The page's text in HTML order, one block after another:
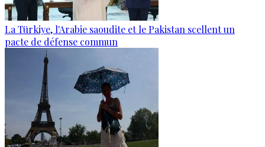
La Türkiye, l'Arabie saoudite et le Pakistan scellent un
pacte de défense commun